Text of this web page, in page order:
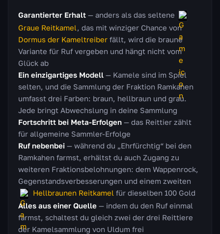
Garantierter Erhalt — anders als das seltene
Graue Reitkamel, das mit winziger Chance von
Dormus der Kameltreiber fällt, wird die braune
Variante für Ruf vergeben und hängt nicht vom
Glück ab
Ein einzigartiges Modell — Kamele sind im Spiel
selten, und die Sammlung der Fraktion Ramkahen
umfasst drei Farben: braun, hellbraun und grau.
Jede bringt Abwechslung in deine Sammlung
Fortschritt bei Meta-Erfolgen — das Reittier zählt
für allgemeine Sammler-Erfolge
Ruf nebenbei — während du „Ehrfürchtig“ bei den
Ramkahen farmst, erhältst du auch Zugang zu
weiteren Fraktionsbelohnungen: dem Wappenrock,
Gegenstandsverbesserungen und einem zweiten
Hellbraunen Reitkamel für dieselben 100 Gold
Alles aus einer Quelle — indem du den Ruf einmal
farmst, schaltest du gleich zwei der drei Reittiere
der Kamelsammlung von Uldum frei